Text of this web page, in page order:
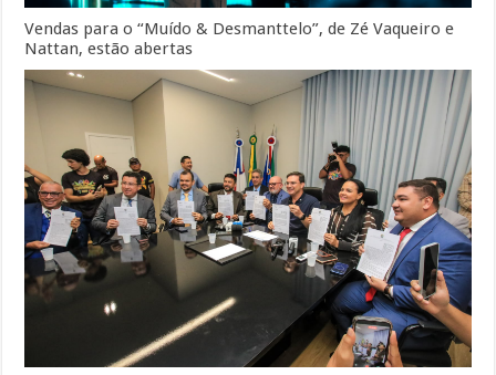
Vendas para o “Muído & Desmanttelo”, de Zé Vaqueiro e
Nattan, estão abertas